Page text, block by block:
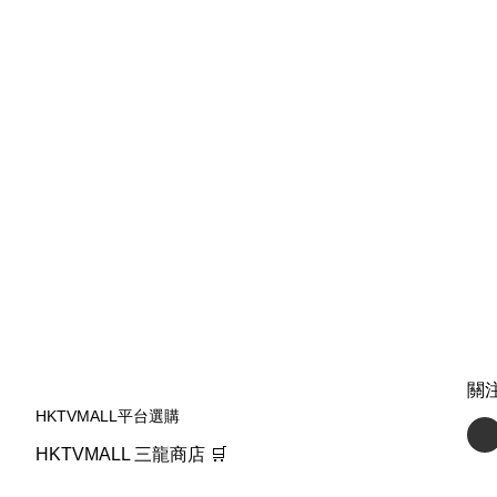
HKTVMALL平台選購
HKTVMALL 三龍商店 🛒
關